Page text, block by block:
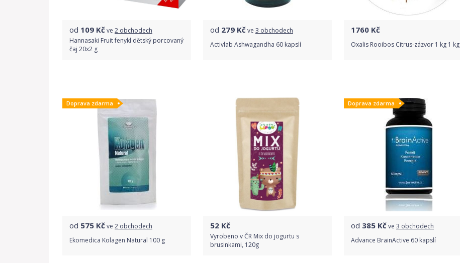
od 109 Kčve 2 obchodech
Hannasaki Fruit fenykl dětský porcovaný
čaj 20x2 g
od 279 Kčve 3 obchodech
Activlab Ashwagandha 60 kapslí
1760 Kč
Oxalis Rooibos Citrus-zázvor 1 kg 1 kg
Detail produktu
Doprava zdarma
od 575 Kčve 2 obchodech
Ekomedica Kolagen Natural 100 g
52 Kč
Vyrobeno v ČR Mix do jogurtu s
brusinkami, 120g
Doprava zdarma
od 385 Kčve 3 obchodech
Advance BrainActive 60 kapslí